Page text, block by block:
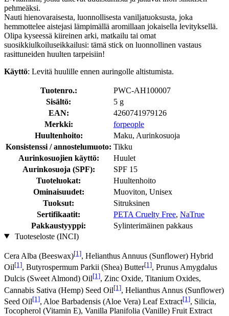
pehmeäksi.
Nauti hienovaraisesta, luonnollisesta vaniljatuoksusta, joka
hemmottelee aistejasi lämpimällä aromillaan jokaisella levityksellä.
Olipa kyseessä kiireinen arki, matkailu tai omat
suosikkiulkoiluseikkailusi: tämä stick on luonnollinen vastaus
rasittuneiden huulten tarpeisiin!
Käyttö: Levitä huulille ennen auringolle altistumista.
Tuotenro.:
PWC-AH100007
Sisältö:
5 g
EAN:
4260741979126
Merkki:
forpeople
Huultenhoito:
Maku, Aurinkosuoja
Konsistenssi / annostelumuoto: Tikku
Aurinkosuojien käyttö:
Huulet
Aurinkosuoja (SPF):
SPF 15
Tuoteluokat:
Huultenhoito
Ominaisuudet:
Muoviton, Unisex
Tuoksut:
Sitruksinen
Sertifikaatit:
PETA Cruelty Free, NaTrue
Pakkaustyyppi:
Sylinterimäinen pakkaus
Tuoteseloste (INCI)
Cera Alba (Beeswax)[1], Helianthus Annuus (Sunflower) Hybrid
Oil[1], Butyrospermum Parkii (Shea) Butter[1], Prunus Amygdalus
Dulcis (Sweet Almond) Oil[1], Zinc Oxide, Titanium Oxides,
Cannabis Sativa (Hemp) Seed Oil[1], Helianthus Annus (Sunflower)
Seed Oil[1], Aloe Barbadensis (Aloe Vera) Leaf Extract[1], Silicia,
Tocopherol (Vitamin E), Vanilla Planifolia (Vanille) Fruit Extract